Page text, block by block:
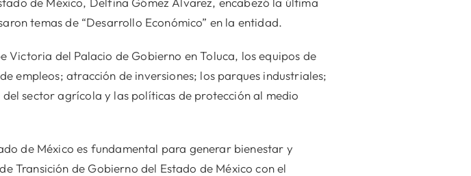
temas de “Desarrollo Económico” en la entidad.
Victoria del Palacio de Gobierno en Toluca, los equipos de
empleos; atracción de inversiones; los parques industriales;
sector agrícola y las políticas de protección al medio
de México es fundamental para generar bienestar y
Transición de Gobierno del Estado de México con el